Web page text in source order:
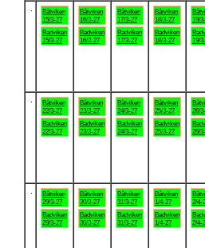
Båtviken
15/3-27
Badviken
15/3-27
Båtviken
16/3-27
Badviken
16/3-27
Båtviken
17/3-27
Badviken
17/3-27
Båtviken
18/3-27
Badviken
18/3-27
19/
19/
Båtviken
22/3-27
Badviken
22/3-27
Båtviken
23/3-27
Badviken
23/3-27
Båtviken
24/3-27
Badviken
24/3-27
Båtviken
25/3-27
Badviken
25/3-27
26/
26/
Båtviken
29/3-27
Badviken
29/3-27
Båtviken
30/3-27
Badviken
30/3-27
Båtviken
31/3-27
Badviken
31/3-27
Båtviken
1/4-27
Badviken
1/4-27
2/4-
2/4-